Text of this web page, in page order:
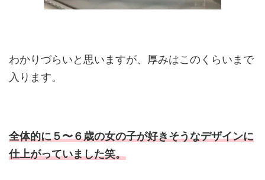
わかりづらいと思いますが、厚みはこのくらいまで
入ります。
全体的に５〜６歳の女の子が好きそうなデザインに
仕上がっていました笑。